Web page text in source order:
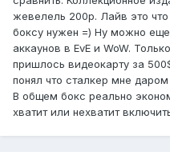
жевелель 200р. Лайв это
боксу нужен =) Ну можно еще
аккаунов в EvE и WoW.
пришлось видеокарту за
понял что сталкер мне
В общем бокс реально
хватит или нехватит